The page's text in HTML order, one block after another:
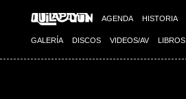
AGENDA HISTORIA
GALERÍA DISCOS VIDEOS/AV LIBROS